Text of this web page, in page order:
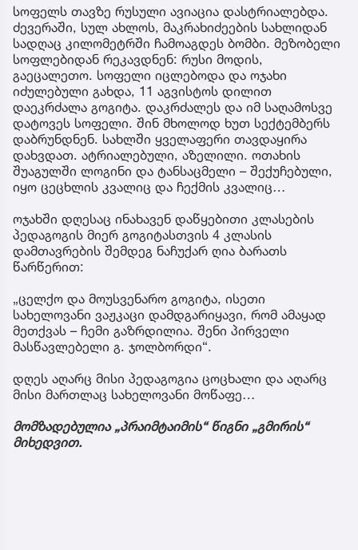
სოფელს თავზე რუსული ავიაცია დასტრიალებდა.
ძევერაში, სულ ახლოს, მაკრახიძეების სახლიდან
სადღაც კილომეტრში ჩამოაგდეს ბომბი. მეზობელი
სოფლებიდან რეკავდნენ: რუსი მოდის,
გაეცალეთო. სოფელი იცლებოდა და ოჯახი
იძულებული გახდა, 11 აგვისტოს დილით
დაეკრძალა გოგიტა. დაკრძალეს და იმ საღამოსვე
დატოვეს სოფელი. შინ მხოლოდ ხუთ სექტემბერს
დაბრუნდნენ. სახლში ყველაფერი თავდაყირა
დახვდათ. ატრიალებული, აზელილი. ოთახის
შუაგულში ლოგინი და ტანსაცმელი – შექუჩებული,
იყო ცეცხლის კვალიც და ჩექმის კვალიც…
ოჯახში დღესაც ინახავენ დაწყებითი კლასების
პედაგოგის მიერ გოგიტასთვის 4 კლასის
დამთავრების შემდეგ ნაჩუქარ ღია ბარათს
წარწერით:
„ცელქო და მოუსვენარო გოგიტა, ისეთი
სახელოვანი ვაჟკაცი დამდგარიყავი, რომ ამაყად
მეთქვას – ჩემი გაზრდილია. შენი პირველი
მასწავლებელი გ. ჯოლბორდი“.
დღეს აღარც მისი პედაგოგია ცოცხალი და აღარც
მისი მართლაც სახელოვანი მოწაფე…
მომზადებულია „პრაიმტაიმის“ წიგნი „გმირის“
მიხედვით.